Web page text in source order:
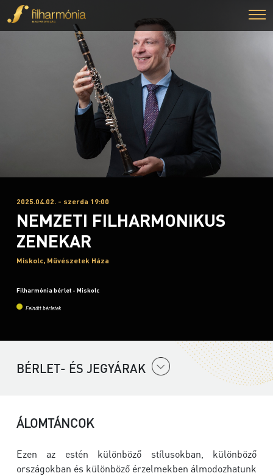
2025.04.02. - szerda 19:00
NEMZETI FILHARMONIKUS
ZENEKAR
Miskolc, Művészetek Háza
Filharmónia bérlet - Miskolc
Felnőtt bérletek
BÉRLET- ÉS JEGYÁRAK
ÁLOMTÁNCOK
Ezen az estén különböző stílusokban, különböző
országokban és különböző érzelmekben álmodozhatunk